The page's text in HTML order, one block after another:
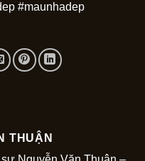
#maunhadep
THUẬN